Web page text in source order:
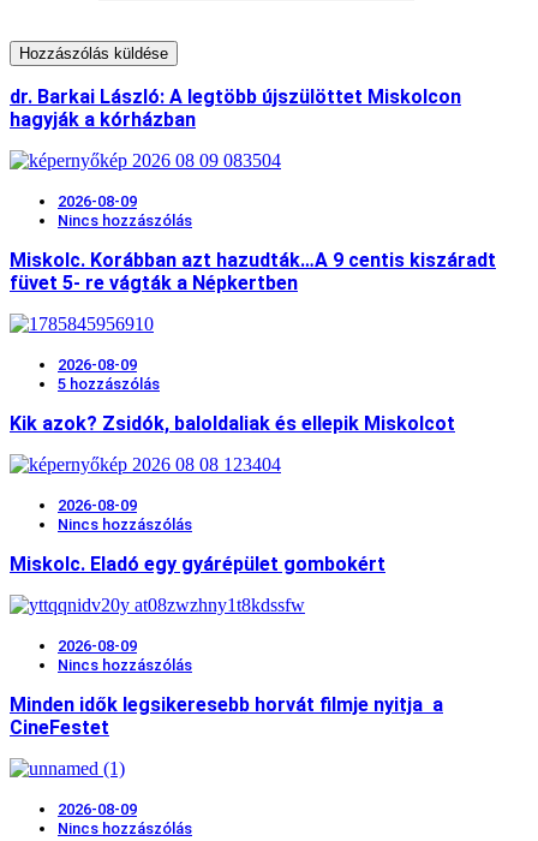
dr. Barkai László: A legtöbb újszülöttet Miskolcon
hagyják a kórházban
2026-08-09
Nincs hozzászólás
Miskolc. Korábban azt hazudták…A 9 centis kiszáradt
füvet 5- re vágták a Népkertben
2026-08-09
5 hozzászólás
Kik azok? Zsidók, baloldaliak és ellepik Miskolcot
2026-08-09
Nincs hozzászólás
Miskolc. Eladó egy gyárépület gombokért
2026-08-09
Nincs hozzászólás
Minden idők legsikeresebb horvát filmje nyitja a
CineFestet
2026-08-09
Nincs hozzászólás